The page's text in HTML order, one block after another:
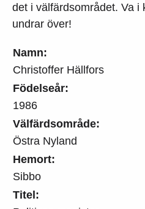
Namn:
Christoffer Hällfors
Födelseår:
1986
Välfärdsområde:
Östra Nyland
Hemort:
Sibbo
Titel:
det i välfärdsområdet. Va i
undrar över!